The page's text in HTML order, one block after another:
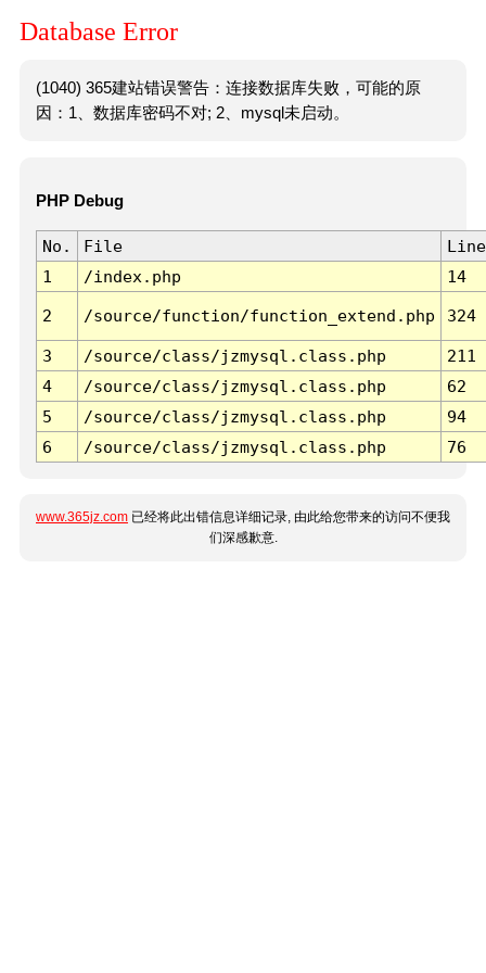
Database Error
(1040) 365建站错误警告：连接数据库失败，可能的原
因：1、数据库密码不对; 2、mysql未启动。
PHP Debug
No. File
Line
1
/index.php 14
2 /source/function/function_extend.php 324
3 /source/class/jzmysql.class.php
211
4
/source/class/jzmysql.class.php
62
5
/source/class/jzmysql.class.php
94
6
/source/class/jzmysql.class.php 76
www.365jz.com 已经将此出错信息详细记录, 由此给您带来的访问不便我
们深感歉意.